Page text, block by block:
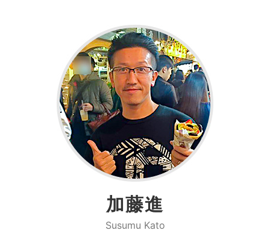
加藤進
Susumu Kato